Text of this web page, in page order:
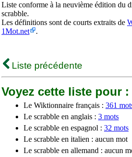
Liste conforme à la neuvième édition du
scrabble.
Les définitions sont de courts extraits de
1Mot.net
.
Liste précédente
Voyez cette liste pour :
Le Wiktionnaire français : 361
Le scrabble en anglais : 3 mots
Le scrabble en espagnol : 32 mots
Le scrabble en italien : aucun mot
Le scrabble en allemand : aucun